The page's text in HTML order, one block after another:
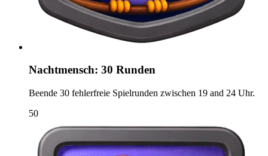
Nachtmensch: 30 Runden
Beende 30 fehlerfreie Spielrunden zwischen 19 and 24 Uhr.
50